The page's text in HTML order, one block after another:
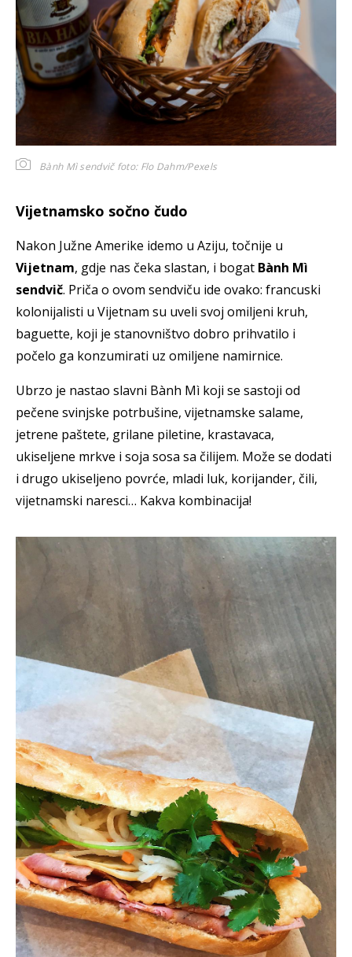
Bành Mì sendvič foto: Flo Dahm/Pexels
Vijetnamsko sočno čudo
Nakon Južne Amerike idemo u Aziju, točnije u
Vijetnam, gdje nas čeka slastan, i bogat Bành Mì
sendvič. Priča o ovom sendviču ide ovako: francuski
kolonijalisti u Vijetnam su uveli svoj omiljeni kruh,
baguette, koji je stanovništvo dobro prihvatilo i
počelo ga konzumirati uz omiljene namirnice.
Ubrzo je nastao slavni Bành Mì koji se sastoji od
pečene svinjske potrbušine, vijetnamske salame,
jetrene paštete, grilane piletine, krastavaca,
ukiseljene mrkve i soja sosa sa čilijem. Može se dodati
i drugo ukiseljeno povrće, mladi luk, korijander, čili,
vijetnamski naresci… Kakva kombinacija!